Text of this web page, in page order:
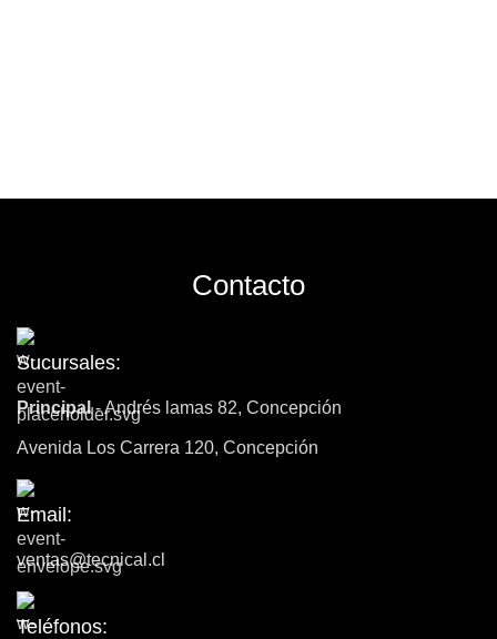
Contacto
Sucursales:
Principal- Andrés lamas 82, Concepción
Avenida Los Carrera 120, Concepción
Email:
ventas@tecnical.cl
Teléfonos: